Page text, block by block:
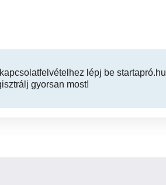
lépj be startapró.hu
gyorsan most!